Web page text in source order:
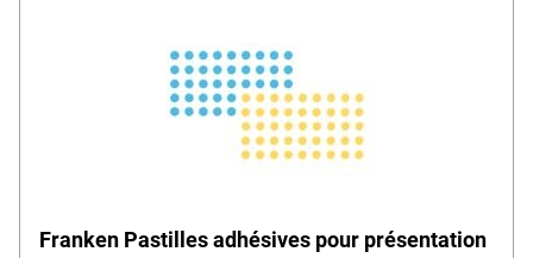
Franken Pastilles adhésives pour présentation